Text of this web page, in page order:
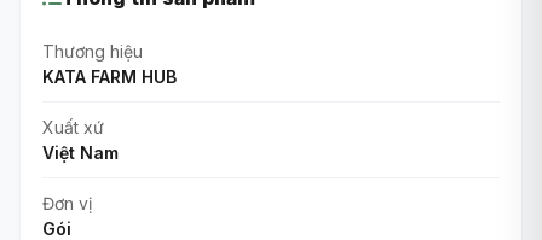
Thương hiệu
KATA FARM HUB
Xuất xứ
Việt Nam
Đơn vị
Gói